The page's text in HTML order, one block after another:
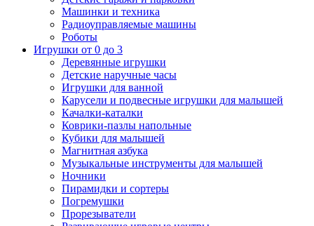
Машинки и техника
Радиоуправляемые машины
Роботы
Игрушки от 0 до 3
Деревянные игрушки
Детские наручные часы
Игрушки для ванной
Карусели и подвесные игрушки для малышей
Качалки-каталки
Коврики-пазлы напольные
Кубики для малышей
Магнитная азбука
Музыкальные инструменты для малышей
Ночники
Пирамидки и сортеры
Погремушки
Прорезыватели